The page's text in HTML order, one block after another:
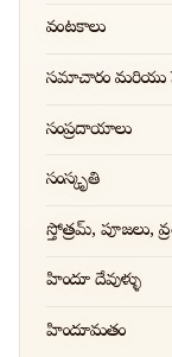
వంటకాలు
సమాచారం మరియు
సంప్రదాయాలు
సంస్కృతి
స్తోత్రమ్, పూజలు,
హిందూ దేవుళ్ళు
హిందూమతం